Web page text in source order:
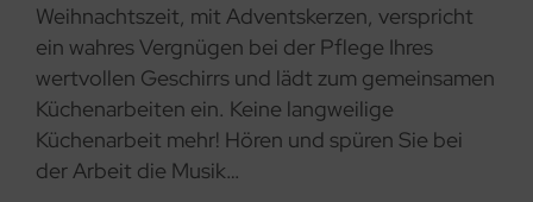
Weihnachtszeit, mit Adventskerzen, verspricht
ein wahres Vergnügen bei der Pflege Ihres
wertvollen Geschirrs und lädt zum gemeinsamen
Küchenarbeiten ein. Keine langweilige
Küchenarbeit mehr! Hören und spüren Sie bei
der Arbeit die Musik…